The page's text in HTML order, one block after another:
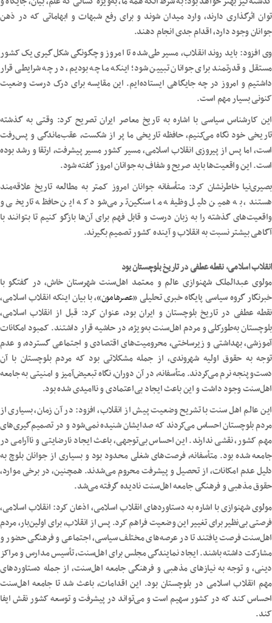
توان اثرگذاری دارند، وارد میدان شوند و برای رفع شبهات و ابهاماتی که در ذهن
جوانان وجود دارد، اقدام جدی انجام دهند.
وی افزود: باید روند انقلاب، مسیر طی‌شده تا امروز و چگونگی شکل‌گیری یک کشور
مستقل و قدرتمند برای جوانان تبیین شود؛ اینکه ما چه بودیم، در چه شرایطی قرار
داشتیم و امروز در چه جایگاهی ایستاده‌ایم. این مقایسه برای درک درست وضعیت
کنونی بسیار مهم است.
این کارشناس سیاسی با اشاره به تاریخ معاصر ایران تصریح کرد: وقتی به گذشته
تاریخی خود نگاه می‌کنیم، حافظه تاریخی ما پر از شکست، عقب‌ماندگی و پس‌رفت
است، اما پس از پیروزی انقلاب اسلامی، مسیر کشور مسیر پیشرفت، ارتقا و رشد بوده
است. این واقعیت‌ها باید صریح و شفاف به جوانان امروز گفته شود.
بصیری‌نیا خاطرنشان کرد: متأسفانه جوانان امروز کمتر به مطالعه تاریخ علاقه‌مند
هستند، به همین دلیل وظیفه ما سنگین‌تر می‌شود که این حافظه تاریخی و
واقعیت‌های گذشته را به زبان درست و قابل فهم برای آن‌ها بازگو کنیم تا بتوانند با
آگاهی بیشتر نسبت به انقلاب و آینده کشور تصمیم بگیرند.
انقلاب اسلامی، نقطه عطفی در تاریخ بلوچستان بود
مولوی عبدالملک شهنوازی عالم و معتمد اهل‌سنت شهرستان خاش، در گفتگو با
خبرنگار گروه سیاسی پایگاه خبری تحلیلی «عصرهامون»، با بیان اینکه انقلاب اسلامی،
نقطه عطفی در تاریخ بلوچستان و ایران بود، عنوان کرد: قبل از انقلاب اسلامی،
بلوچستان به‌طورکلی و مردم اهل‌سنت به‌ویژه، در حاشیه قرار داشتند. کمبود امکانات
آموزشی، بهداشتی و زیرساختی، محرومیت‌های اقتصادی و اجتماعی گسترده، و عدم
توجه به حقوق اولیه شهروندی، از جمله مشکلاتی بود که مردم بلوچستان با آن
دست‌وپنجه نرم می‌کردند. متأسفانه، در آن دوران، نگاه تبعیض‌آمیز و امنیتی به جامعه
اهل‌سنت وجود داشت و این باعث ایجاد بی‌اعتمادی و ناامیدی شده بود.
این عالم اهل سنت با تشریح وضعیت پیش از انقلاب، افزود: در آن زمان، بسیاری از
مردم بلوچستان احساس می‌کردند که صدایشان شنیده نمی‌شود و در تصمیم‌گیری‌های
مهم کشور، نقشی ندارند. این احساس بی‌توجهی، باعث ایجاد نارضایتی و ناآرامی در
جامعه شده بود. متأسفانه، فرصت‌های شغلی محدود بود و بسیاری از جوانان بلوچ به
دلیل عدم امکانات، از تحصیل و پیشرفت محروم می‌شدند. همچنین، در برخی موارد،
حقوق مذهبی و فرهنگی جامعه اهل‌سنت نادیده گرفته می‌شد.
مولوی شهنوازی با اشاره به دستاوردهای انقلاب اسلامی، اذعان کرد: انقلاب اسلامی،
فرصتی بی‌نظیر برای تغییر این وضعیت فراهم کرد. پس از انقلاب، برای اولین‌بار، مردم
اهل‌سنت فرصت یافتند تا در عرصه‌های مختلف سیاسی، اجتماعی و فرهنگی حضور و
مشارکت داشته باشند. ایجاد نمایندگی مجلس برای اهل‌سنت، تأسیس مدارس و مراکز
دینی، و توجه به نیازهای مذهبی و فرهنگی جامعه اهل‌سنت، از جمله دستاوردهای
مهم انقلاب اسلامی در بلوچستان بود. این اقدامات، باعث شد تا جامعه اهل‌سنت
احساس کند که در کشور سهیم است و می‌تواند در پیشرفت و توسعه کشور نقش ایفا
کند.